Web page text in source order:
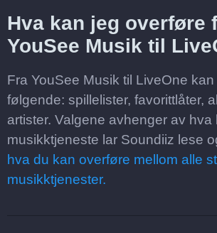
Hva kan jeg overføre
YouSee Musik til
Fra YouSee Musik til LiveOne
følgende: spillelister, favorittlåter,
artister. Valgene avhenger av hva
musikktjeneste lar Soundiiz lese
hva du kan overføre mellom alle
musikktjenester.